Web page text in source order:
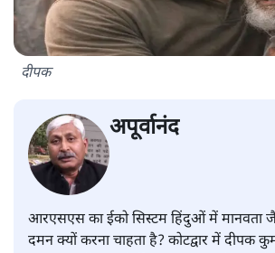
दीपक
अपूर्वानंद
आरएसएस का ईको सिस्टम हिंदुओं में मानवता
दमन क्यों करना चाहता है? कोटद्वार में दीपक